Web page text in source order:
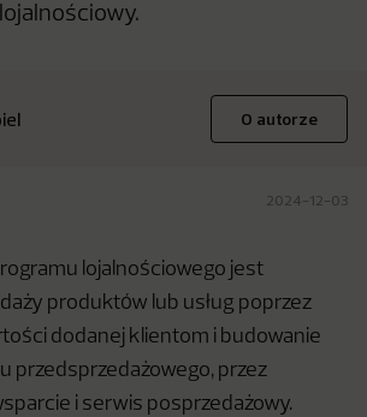
O autorze
2024-12-03
lojalnościowego jest
produktów lub usług poprzez
dodanej klientom i budowanie
przedsprzedażowego, przez
i serwis posprzedażowy.